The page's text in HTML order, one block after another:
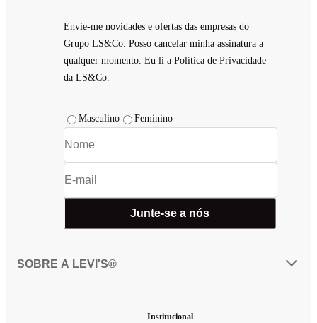
Envie-me novidades e ofertas das empresas do
Grupo LS&Co. Posso cancelar minha assinatura a
qualquer momento. Eu li a Política de Privacidade
da LS&Co.
Masculino Feminino
Junte-se a nós
SOBRE A LEVI'S®
Institucional